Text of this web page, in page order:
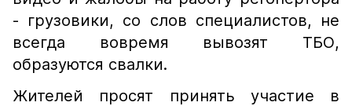
- грузовики, со слов специалистов, не
всегда вовремя вывозят ТБО,
образуются свалки.
Жителей просят принять участие в